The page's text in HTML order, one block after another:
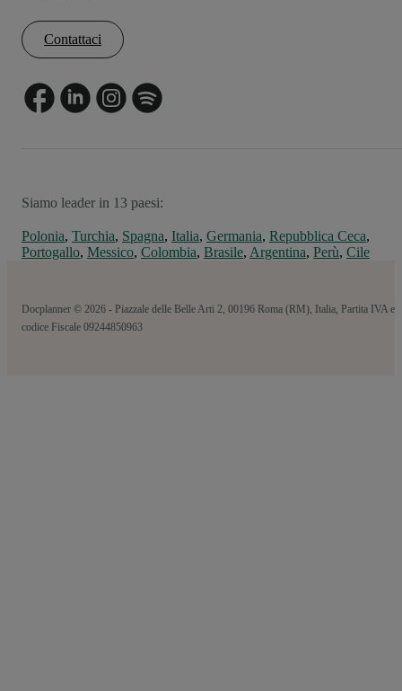
Contattaci
Siamo leader in 13 paesi:
Polonia, Turchia, Spagna, Italia, Germania, Repubblica Ceca,
Portogallo, Messico, Colombia, Brasile, Argentina, Perù, Cile
Docplanner © 2026 - Piazzale delle Belle Arti 2, 00196 Roma (RM), Italia, Partita IVA e
codice Fiscale 09244850963